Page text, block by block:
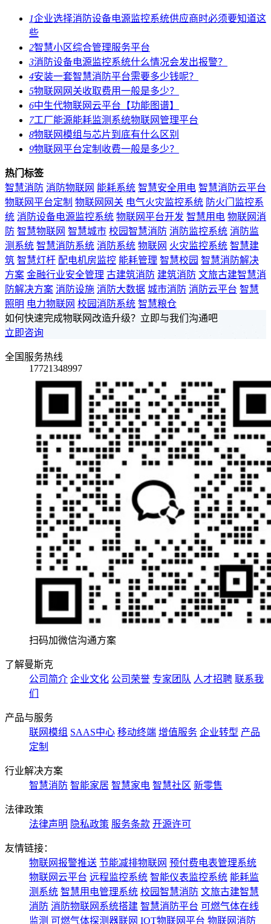
1企业选择消防设备电源监控系统供应商时必须要知道这
些
2智慧小区综合管理服务平台
3消防设备电源监控系统什么情况会发出报警？
4安装一套智慧消防平台需要多少钱呢？
5物联网网关收取费用一般是多少？
6中生代物联网云平台【功能图谱】
7工厂能源能耗监测系统物联网管理平台
8物联网模组与芯片到底有什么区别
9物联网平台定制收费一般是多少？
热门标签
智慧消防 消防物联网 能耗系统 智慧安全用电 智慧消防云平台
物联网平台定制 物联网网关 电气火灾监控系统 防火门监控系
统 消防设备电源监控系统 物联网平台开发 智慧用电 物联网消
防 智慧物联网 智慧城市 校园智慧消防 消防监控系统 消防监
测系统 智慧消防系统 消防系统 物联网 火灾监控系统 智慧建
筑 智慧灯杆 配电机房监控 能耗管理 智慧校园 智慧消防解决
方案 金融行业安全管理 古建筑消防 建筑消防 文旅古建智慧消
防解决方案 消防设施 消防大数据 城市消防 消防云平台 智慧
照明 电力物联网 校园消防系统 智慧粮仓
如何快速完成物联网改造升级？立即与我们沟通吧
立即咨询
全国服务热线
17721348997
扫码加微信沟通方案
了解曼斯克
公司简介 企业文化 公司荣誉 专家团队 人才招聘 联系我
们
产品与服务
联网模组 SAAS中心 移动终端 增值服务 企业转型 产品
定制
行业解决方案
智慧消防 智能家居 智慧家电 智慧社区 新零售
法律政策
法律声明 隐私政策 服务条款 开源许可
友情链接：
物联网报警推送 节能减排物联网 预付费电表管理系统
物联网云平台 远程监控系统 智能仪表监控系统 能耗监
测系统 智慧用电管理系统 校园智慧消防 文旅古建智慧
消防 消防物联网系统搭建 智慧消防平台 可燃气体在线
监测 可燃气体探测器联网 IOT物联网平台 物联网消防